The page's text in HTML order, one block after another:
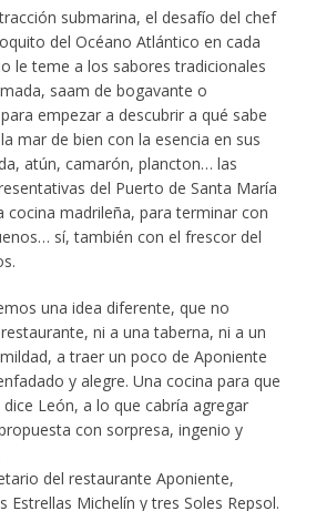
submarina, el desafío del chef
del Océano Atlántico en cada
le teme a los sabores tradicionales
saam de bogavante o
empezar a descubrir a qué sabe
mar de bien con la esencia en sus
atún, camarón, plancton… las
del Puerto de Santa María
cocina madrileña, para terminar con
sí, también con el frescor del
una idea diferente, que no
ni a una taberna, ni a un
a traer un poco de Aponiente
y alegre. Una cocina para que
León, a lo que cabría agregar
con sorpresa, ingenio y
del restaurante Aponiente,
Estrellas Michelín y tres Soles Repsol.